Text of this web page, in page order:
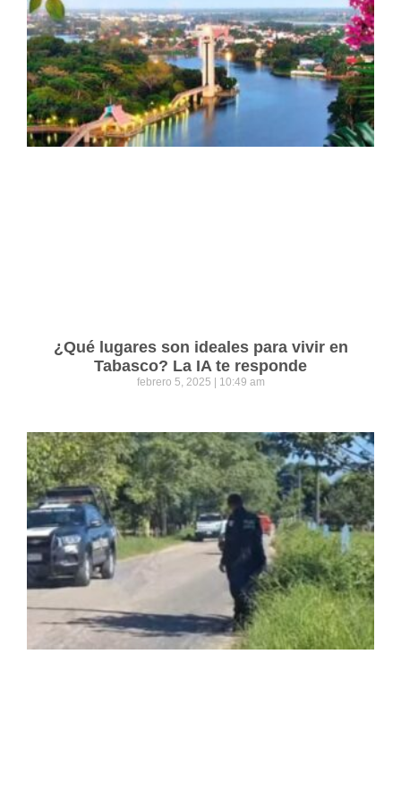
¿Qué lugares son ideales para vivir en
Tabasco? La IA te responde
febrero 5, 2025 10:49 am